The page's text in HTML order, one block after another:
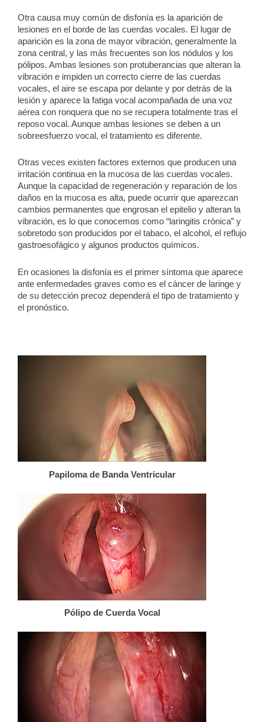
Otra causa muy común de disfonía es la aparición de
lesiones en el borde de las cuerdas vocales. El lugar de
aparición es la zona de mayor vibración, generalmente la
zona central, y las más frecuentes son los nódulos y los
pólipos. Ambas lesiones son protuberancias que alteran la
vibración e impiden un correcto cierre de las cuerdas
vocales, el aire se escapa por delante y por detrás de la
lesión y aparece la fatiga vocal acompañada de una voz
aérea con ronquera que no se recupera totalmente tras el
reposo vocal. Aunque ambas lesiones se deben a un
sobreesfuerzo vocal, el tratamiento es diferente.
Otras veces existen factores externos que producen una
irritación continua en la mucosa de las cuerdas vocales.
Aunque la capacidad de regeneración y reparación de los
daños en la mucosa es alta, puede ocurrir que aparezcan
cambios permanentes que engrosan el epitelio y alteran la
vibración, es lo que conocemos como “laringitis crónica” y
sobretodo son producidos por el tabaco, el alcohol, el reflujo
gastroesofágico y algunos productos químicos.
En ocasiones la disfonía es el primer síntoma que aparece
ante enfermedades graves como es el cáncer de laringe y
de su detección precoz dependerá el tipo de tratamiento y
el pronóstico.
Papiloma de Banda Ventricular
Pólipo de Cuerda Vocal